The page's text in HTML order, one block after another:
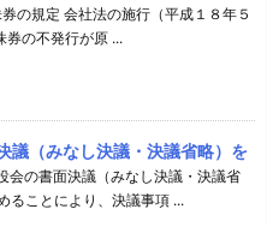
の規定 会社法の施行（平成１８年５
券の不発行が原 ...
議（みなし決議・決議省略）を
会の書面決議（みなし決議・決議省
ることにより、決議事項 ...